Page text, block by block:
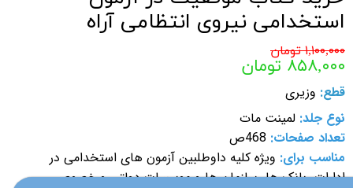
استخدامی نیروی انتظامی آراه
۱,۱۰۰,۰۰۰ تومان
۸۵۸,۰۰۰ تومان
قطع: وزیری
نوع جلد: لمینت مات
تعداد صفحات: 468ص
مناسب برای: ویژه کلیه داوطلبین آزمون های استخدامی در
ادارات، بانک ها، سازمان ها و موسسات دولتی و خصوصی